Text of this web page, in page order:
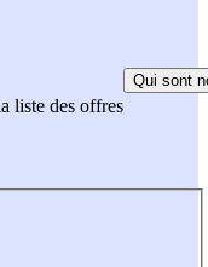
liste des offres
Qui sont